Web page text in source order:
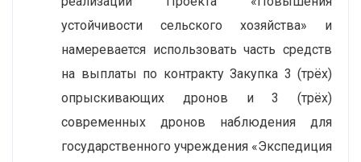
устойчивости сельского хозяйства» и
намеревается использовать часть средств
на выплаты по контракту Закупка 3 (трёх)
опрыскивающих дронов и 3 (трёх)
современных дронов наблюдения для
государственного учреждения «Экспедиция